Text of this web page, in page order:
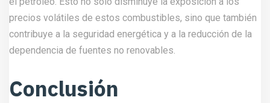
precios volátiles de estos combustibles, sino que también
contribuye a la seguridad energética y a la reducción de la
dependencia de fuentes no renovables.
Conclusión